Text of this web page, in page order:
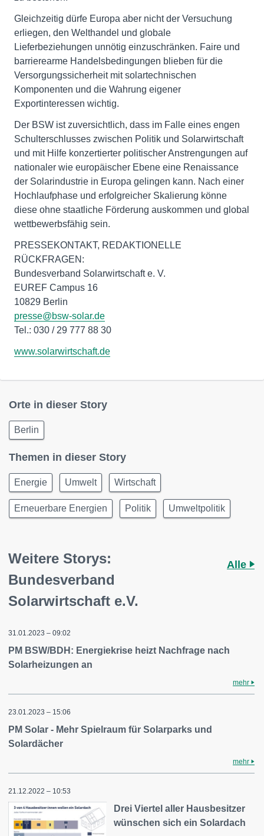
Gleichzeitig dürfe Europa aber nicht der Versuchung
erliegen, den Welthandel und globale
Lieferbeziehungen unnötig einzuschränken. Faire und
barrierearme Handelsbedingungen blieben für die
Versorgungssicherheit mit solartechnischen
Komponenten und die Wahrung eigener
Exportinteressen wichtig.
Der BSW ist zuversichtlich, dass im Falle eines engen
Schulterschlusses zwischen Politik und Solarwirtschaft
und mit Hilfe konzertierter politischer Anstrengungen auf
nationaler wie europäischer Ebene eine Renaissance
der Solarindustrie in Europa gelingen kann. Nach einer
Hochlaufphase und erfolgreicher Skalierung könne
diese ohne staatliche Förderung auskommen und global
wettbewerbsfähig sein.
PRESSEKONTAKT, REDAKTIONELLE
RÜCKFRAGEN:
Bundesverband Solarwirtschaft e. V.
EUREF Campus 16
10829 Berlin
presse@bsw-solar.de
Tel.: 030 / 29 777 88 30
www.solarwirtschaft.de
Orte in dieser Story
Berlin
Themen in dieser Story
Energie Umwelt Wirtschaft
Erneuerbare Energien Politik Umweltpolitik
Weitere Storys:
Bundesverband
Solarwirtschaft e.V.
Alle
31.01.2023 – 09:02
PM BSW/BDH: Energiekrise heizt Nachfrage nach
Solarheizungen an
mehr
23.01.2023 – 15:06
PM Solar - Mehr Spielraum für Solarparks und
Solardächer
mehr
21.12.2022 – 10:53
Drei Viertel aller Hausbesitzer
wünschen sich ein Solardach